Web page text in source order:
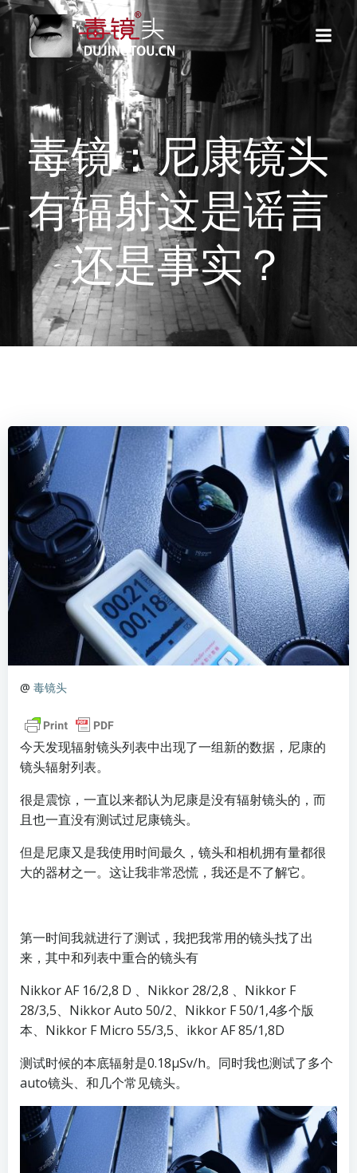
到
内
容
毒镜：尼康镜头
有辐射这是谣言
还是事实？
@ 毒镜头
今天发现辐射镜头列表中出现了一组新的数据，尼康的
镜头辐射列表。
很是震惊，一直以来都认为尼康是没有辐射镜头的，而
且也一直没有测试过尼康镜头。
但是尼康又是我使用时间最久，镜头和相机拥有量都很
大的器材之一。这让我非常恐慌，我还是不了解它。
第一时间我就进行了测试，我把我常用的镜头找了出
来，其中和列表中重合的镜头有
Nikkor AF 16/2,8 D 、Nikkor 28/2,8 、Nikkor F
28/3,5、Nikkor Auto 50/2、Nikkor F 50/1,4多个版
本、Nikkor F Micro 55/3,5、ikkor AF 85/1,8D
测试时候的本底辐射是0.18μSv/h。同时我也测试了多个
auto镜头、和几个常见镜头。